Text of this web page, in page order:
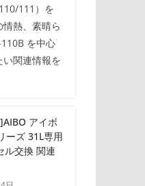
111）を
熱、素晴ら
を中心
関連情報を
アイボ
ーズ 31L専用
ル交換 関連